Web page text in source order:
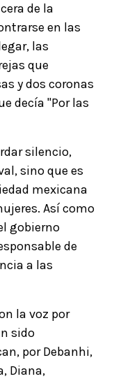
de la
en las
las
que
y dos coronas
decía "Por las
silencio,
sino que es
mexicana
Así como
gobierno
de
a las
la voz por
sido
por Debanhi,
Diana,